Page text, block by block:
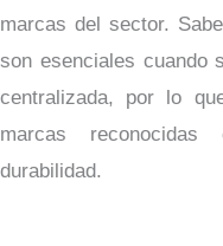
marcas del sector.
son esenciales cuando
centralizada, por lo
marcas
durabilidad.